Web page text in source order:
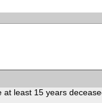
at least 15 years